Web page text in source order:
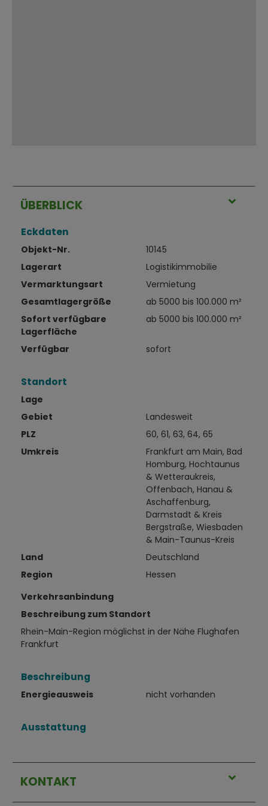
ÜBERBLICK
Eckdaten
Objekt-Nr.
10145
Lagerart
Logistikimmobilie
Vermarktungsart
Vermietung
Gesamtlagergröße
ab 5000 bis 100.000 m²
Sofort verfügbare
Lagerfläche
ab 5000 bis 100.000 m²
Verfügbar sofort
Standort
Lage
Gebiet
Landesweit
PLZ
60, 61, 63, 64, 65
Umkreis
Frankfurt am Main, Bad
Homburg, Hochtaunus
& Wetteraukreis,
Offenbach, Hanau &
Aschaffenburg,
Darmstadt & Kreis
Bergstraße, Wiesbaden
& Main-Taunus-Kreis
Land
Deutschland
Region
Hessen
Verkehrsanbindung
Beschreibung zum Standort
Rhein-Main-Region möglichst in der Nähe Flughafen
Frankfurt
Beschreibung
Energieausweis nicht vorhanden
Ausstattung
KONTAKT